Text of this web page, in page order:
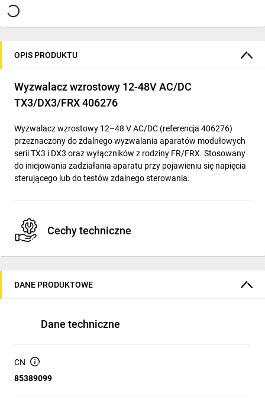
OPIS PRODUKTU
Wyzwalacz wzrostowy 12-48V AC/DC
TX3/DX3/FRX 406276
Wyzwalacz wzrostowy 12–48 V AC/DC (referencja 406276)
przeznaczony do zdalnego wyzwalania aparatów modułowych
serii TX3 i DX3 oraz wyłączników z rodziny FR/FRX. Stosowany
do inicjowania zadziałania aparatu przy pojawieniu się napięcia
sterującego lub do testów zdalnego sterowania.
Cechy techniczne
Zakres znamionowego napięcia sterowania Us: 12–48 V
Przeznaczony do montażu z lewej strony aparatu
Możliwość współpracy z dodatkowymi stykami: na jeden
Kompatybilny z seriami TX3 i DX3 oraz z wyłącznikami FR
300, FRX 300 i FRX 400.
DANE PRODUKTOWE
Dane techniczne
CN
85389099